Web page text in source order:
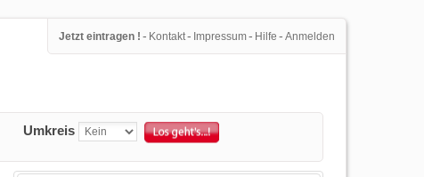
Jetzt eintragen ! - Kontakt- Impressum- Hilfe - Anmelden
Umkreis